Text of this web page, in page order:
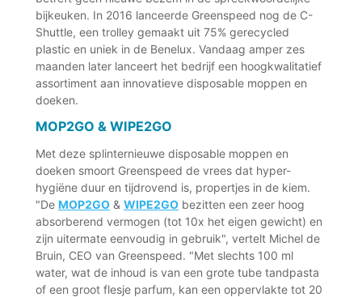
bijkeuken. In 2016 lanceerde Greenspeed nog de C-
Shuttle, een trolley gemaakt uit 75% gerecycled
plastic en uniek in de Benelux. Vandaag amper zes
maanden later lanceert het bedrijf een hoogkwalitatief
assortiment aan innovatieve disposable moppen en
doeken.
MOP2GO & WIPE2GO
Met deze splinternieuwe disposable moppen en
doeken smoort Greenspeed de vrees dat hyper-
hygiëne duur en tijdrovend is, propertjes in de kiem.
"DeMOP2GO &WIPE2GO bezitten een zeer hoog
absorberend vermogen (tot 10x het eigen gewicht) en
zijn uitermate eenvoudig in gebruik", vertelt Michel de
Bruin, CEO van Greenspeed. "Met slechts 100 ml
water, wat de inhoud is van een grote tube tandpasta
of een groot flesje parfum, kan een oppervlakte tot 20